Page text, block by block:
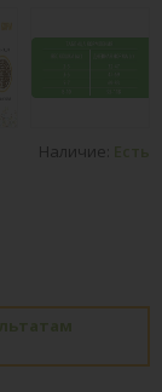
Наличие: Есть